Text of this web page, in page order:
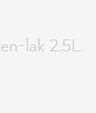
lak 2.5L